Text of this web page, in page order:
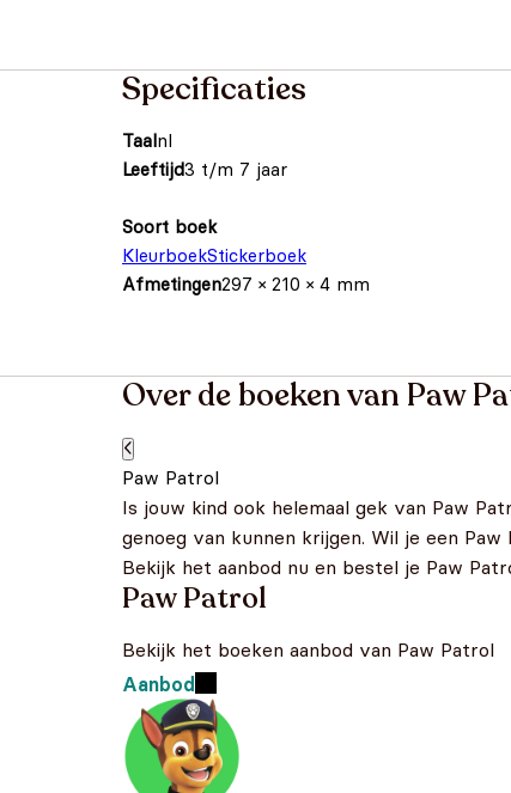
Specificaties
Taalnl
Leeftijd3 t/m 7 jaar
Soort boek
KleurboekStickerboek
Afmetingen297 × 210 × 4 mm
Over de boeken van Paw
Paw Patrol
Is jouw kind ook helemaal gek van Paw
genoeg van kunnen krijgen. Wil je een
Bekijk het aanbod nu en bestel je Paw
Paw Patrol
Bekijk het boeken aanbod van Paw Patrol
Aanbod